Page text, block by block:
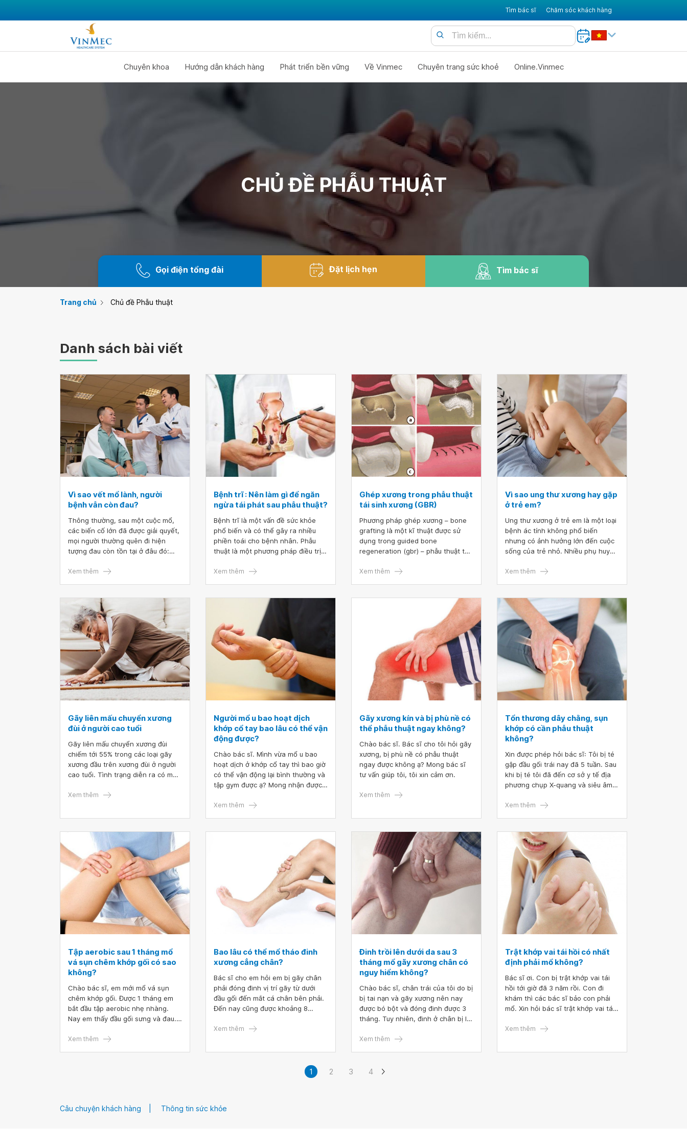
Tìm bác sĩ Chăm sóc khách hàng
Chuyên khoa Hướng dẫn khách hàng Phát triển bền vững Về Vinmec Chuyên trang sức khoẻ Online.Vinmec
CHỦ ĐỀ PHẪU THUẬT
Gọi điện tổng đài Đặt lịch hẹn Tìm bác sĩ
Trang chủ Chủ đề Phẫu thuật
Danh sách bài viết
Vì sao vết mổ lành, người
bệnh vẫn còn đau?
Thông thường, sau một cuộc mổ,
các biến cố lớn đã được giải quyết,
mọi người thường quên đi hiện
tượng đau còn tồn tại ở đâu đó:
bất thường, cảm giác da thay đổi,
ngủ không sâu, cảm giác thiếu
năng lượng. Theo thời gian, việc
đau này không chỉ gây khó chịu mà
về lâu dài sẽ còn ảnh hưởng cảm
xúc và làm giảm chất lượng cuộc
sống, giảm hiệu suất lao động.
Xem thêm
Bệnh trĩ : Nên làm gì để ngăn
ngừa tái phát sau phẫu thuật?
Bệnh trĩ là một vấn đề sức khỏe
phổ biến và có thể gây ra nhiều
phiền toái cho bệnh nhân. Phẫu
thuật là một phương pháp điều trị
triệu chứng bệnh lý. Tuy nhiên, tái
khăn và đau đớn cho bệnh nhân.
Do đó, việc ngăn ngừa tái phát
bệnh trĩ sau phẫu thuật là rất quan
trọng.
Xem thêm
Ghép xương trong phẫu thuật
tái sinh xương (GBR)
Phương pháp ghép xương – bone
grafting là một kĩ thuật được sử
dụng trong guided bone
regeneration (gbr) – phẫu thuật tái
phương pháp phẫu thuật nha khoa
hợp mất xương hoặc hư hỏng.
bone grafting yêu cầu sử dụng các
loại vật liệu ghép xương để thúc
đẩy sự phát triển và tích hợp mô
xương mới. rong bài viết này,
chúng ta sẽ tìm hiểu về các loại
bone grafting được sử dụng trong
guided bone regeneration, quy
trình thực hiện bone grafting và lợi
ích của nó trong phẫu thuật nha
Xem thêm
Vì sao ung thư xương hay gặp
ở trẻ em?
Ung thư xương ở trẻ em là một loại
bệnh ác tính không phổ biến
nhưng có ảnh hưởng lớn đến cuộc
sống của trẻ nhỏ. Nhiều phụ huynh
hiện này và không biết rằng con
bài viết mong muốn giúp mọi người
nhận biết kịp thời các dấu hiệu này
để có phương pháp điều trị hiệu
quả.
Xem thêm
Gãy liên mấu chuyển xương
đùi ở người cao tuổi
Gãy liên mấu chuyển xương đùi
chiếm tới 55% trong các loại gãy
xương đầu trên xương đùi ở người
cao tuổi. Tình trạng diễn ra có mối
tác và tình trạng loãng xương nên
Xem thêm
Người mổ u bao hoạt dịch
khớp cổ tay bao lâu có thể vận
động được?
Chào bác sĩ. Mình vừa mổ u bao
hoạt dịch ở khớp cổ tay thì bao giờ
có thể vận động lại bình thường và
tập gym được ạ? Mong nhận được
Xem thêm
Gãy xương kín và bị phù nề có
thể phẫu thuật ngay không?
Chào bác sĩ. Bác sĩ cho tôi hỏi gãy
xương, bị phù nề có phẫu thuật
ngay được không ạ? Mong bác sĩ
tư vấn giúp tôi, tôi xin cảm ơn.
Xem thêm
Tổn thương dây chằng, sụn
khớp có cần phẫu thuật
không?
Xin được phép hỏi bác sĩ: Tôi bị té
gập đầu gối trái nay đã 5 tuần. Sau
khi bị té tôi đã đến cơ sở y tế địa
phương chụp X-quang và siêu âm
ít dịch mặt trong khớp gối. Sau 3
Xem thêm
Tập aerobic sau 1 tháng mổ
vá sụn chêm khớp gối có sao
không?
Chào bác sĩ, em mới mổ vá sụn
chêm khớp gối. Được 1 tháng em
bắt đầu tập aerobic nhẹ nhàng.
Nay em thấy đầu gối sưng và đau.
Mong bác sĩ tư vấn.
Xem thêm
Bao lâu có thể mổ tháo đinh
xương cẳng chân?
Bác sĩ cho em hỏi em bị gãy chân
phải đóng đinh vị trí gãy từ dưới
đầu gối đến mắt cá chân bên phải.
Đến nay cũng được khoảng 8
thường xuyên thì các bác sĩ bảo đi
Xem thêm
Đinh trồi lên dưới da sau 3
tháng mổ gãy xương chân có
nguy hiểm không?
Chào bác sĩ, chân trái của tôi do bị
bị tai nạn và gãy xương nên nay
được bó bột và đóng đinh được 3
tháng. Tuy nhiên, đinh ở chân bị lồi
thủng da.
Xem thêm
Trật khớp vai tái hồi có nhất
định phải mổ không?
Bác sĩ ơi. Con bị trật khớp vai tái
hồi tới giờ đã 3 năm rồi. Con đi
khám thì các bác sĩ bảo con phải
mổ. Xin hỏi bác sĩ trật khớp vai tái
Ngoài cách đó ra còn cách nào
Xem thêm
1 2 3 4
Câu chuyện khách hàng Thông tin sức khỏe